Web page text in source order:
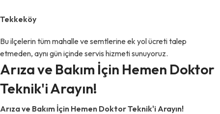
Tekkeköy
Bu ilçelerin tüm mahalle ve semtlerine ek yol ücreti talep
etmeden, aynı gün içinde servis hizmeti sunuyoruz.
Arıza ve Bakım İçin Hemen Doktor
Teknik'i Arayın!
Arıza ve Bakım İçin Hemen Doktor Teknik'i Arayın!